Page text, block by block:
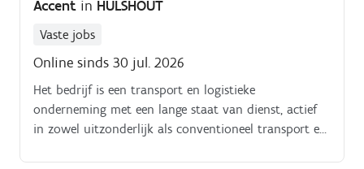
haal je voldoening uit een job waarbij je elke dag
opnieuw het gezicht van het bedrijf bent naar de
Accent in HULSHOUT
Vaste jobs
Online sinds 30 jul. 2026
Het bedrijf is een transport en logistieke
onderneming met een lange staat van dienst, actief
in zowel uitzonderlijk als conventioneel transport en